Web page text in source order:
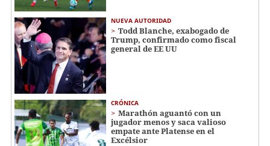
NUEVA AUTORIDAD
Todd Blanche, exabogado de
Trump, confirmado como fiscal
general de EE UU
CRÓNICA
Marathón aguantó con un
jugador menos y saca valioso
empate ante Platense en el
Excélsior